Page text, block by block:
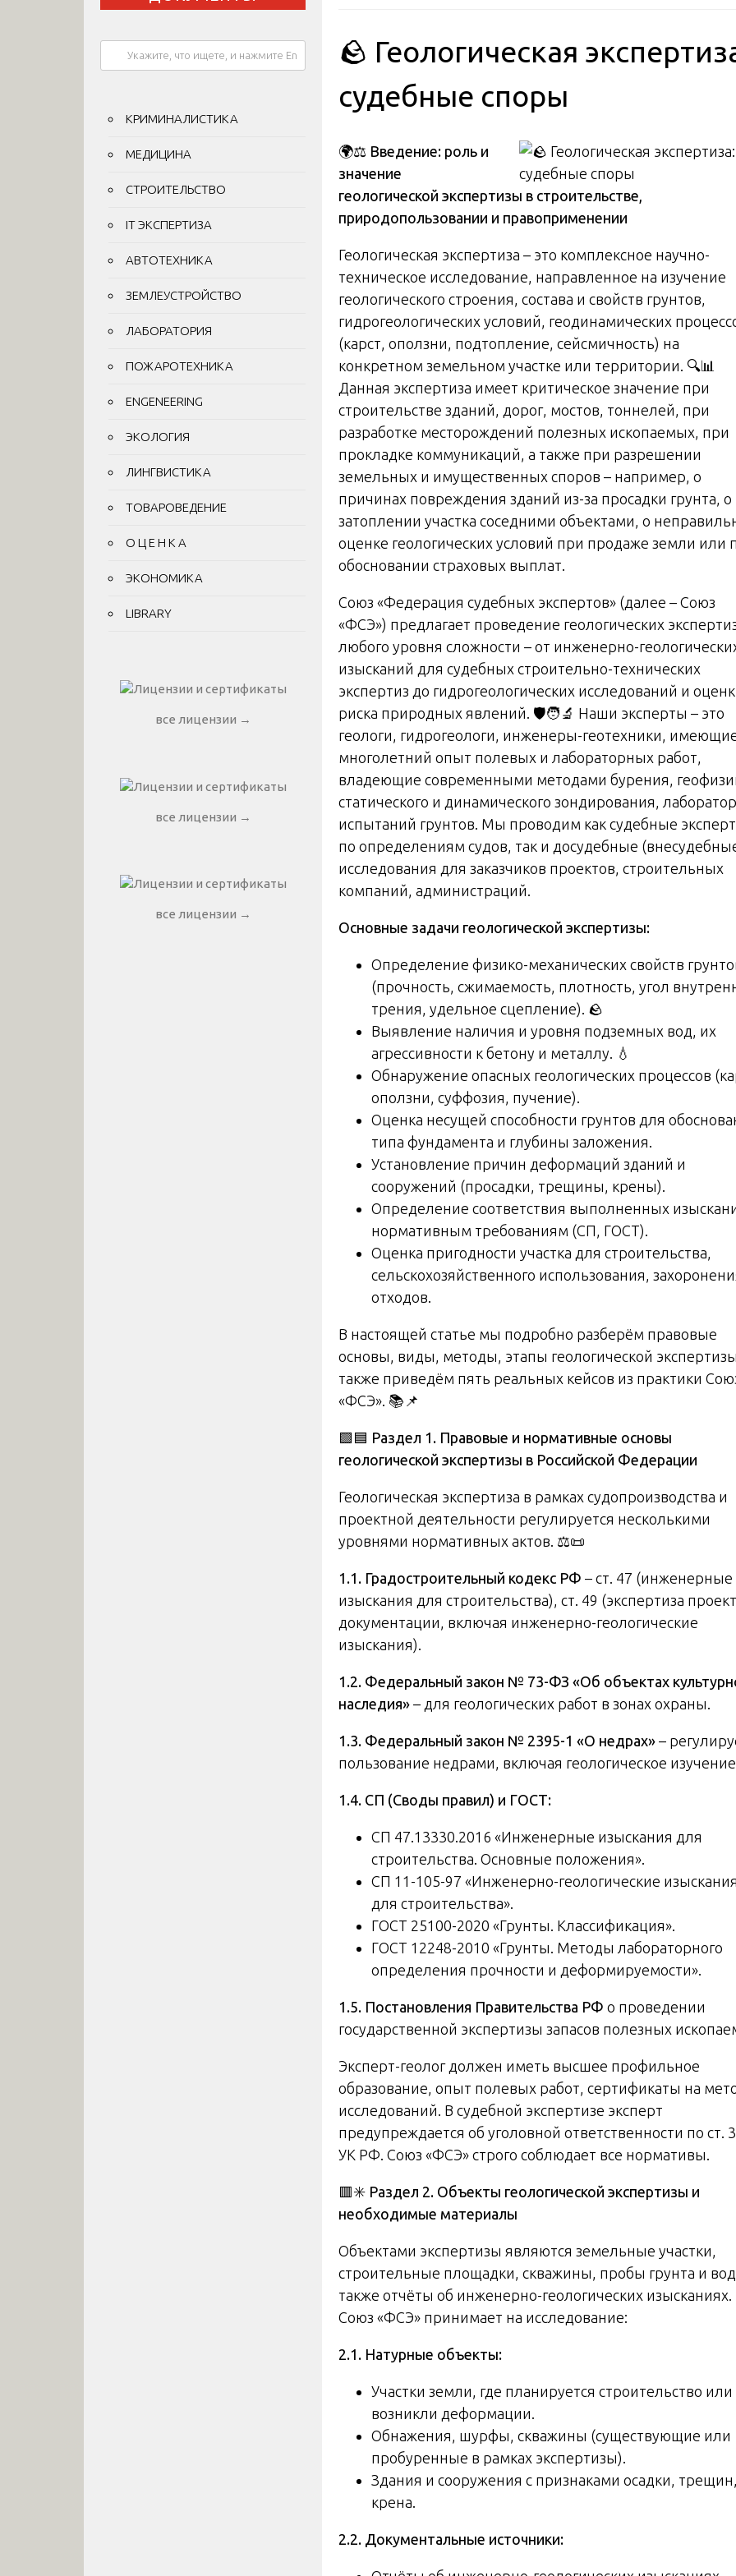
🪨 Геологическая
судебные споры
🌍⚖️ Введение: роль и
значение
геологической экспертизы в строительстве,
природопользовании и правоприменении
Геологическая экспертиза – это комплексное научно-
техническое исследование, направленное на изучение
геологического строения, состава и свойств грунтов,
гидрогеологических условий, геодинамических
(карст, оползни, подтопление, сейсмичность) на
конкретном земельном участке или территории. 🔍📊
Данная экспертиза имеет критическое значение при
строительстве зданий, дорог, мостов, тоннелей, при
разработке месторождений полезных ископаемых, при
прокладке коммуникаций, а также при разрешении
земельных и имущественных споров – например, о
причинах повреждения зданий из-за просадки грунта, о
затоплении участка соседними объектами, о
оценке геологических условий при продаже земли или
обосновании страховых выплат.
Союз «Федерация судебных экспертов» (далее – Союз
«ФСЭ») предлагает проведение геологических
любого уровня сложности – от инженерно-
изысканий для судебных строительно-технических
экспертиз до гидрогеологических исследований и
риска природных явлений. 🛡️🧑‍🔬 Наши эксперты – это
геологи, гидрогеологи, инженеры-геотехники,
многолетний опыт полевых и лабораторных работ,
владеющие современными методами бурения,
статического и динамического зондирования,
испытаний грунтов. Мы проводим как судебные
по определениям судов, так и досудебные
исследования для заказчиков проектов, строительных
компаний, администраций.
Основные задачи геологической экспертизы:
Определение физико-механических свойств
(прочность, сжимаемость, плотность, угол
трения, удельное сцепление). 🪨
Выявление наличия и уровня подземных вод, их
агрессивности к бетону и металлу. 💧
Обнаружение опасных геологических процессов
оползни, суффозия, пучение).
Оценка несущей способности грунтов для
типа фундамента и глубины заложения.
Установление причин деформаций зданий и
сооружений (просадки, трещины, крены).
Определение соответствия выполненных
нормативным требованиям (СП, ГОСТ).
Оценка пригодности участка для строительства,
сельскохозяйственного использования,
отходов.
В настоящей статье мы подробно разберём правовые
основы, виды, методы, этапы геологической
также приведём пять реальных кейсов из практики
«ФСЭ». 📚📌
🟩🟦 Раздел 1. Правовые и нормативные основы
геологической экспертизы в Российской Федерации
Геологическая экспертиза в рамках судопроизводства и
проектной деятельности регулируется несколькими
уровнями нормативных актов. ⚖️📜
1.1. Градостроительный кодекс РФ – ст. 47 (инженерные
изыскания для строительства), ст. 49 (экспертиза
документации, включая инженерно-геологические
изыскания).
1.2. Федеральный закон № 73-ФЗ «Об объектах
наследия» – для геологических работ в зонах охраны.
1.3. Федеральный закон № 2395-1 «О недрах» –
пользование недрами, включая геологическое изучение.
1.4. СП (Своды правил) и ГОСТ:
СП 47.13330.2016 «Инженерные изыскания для
строительства. Основные положения».
СП 11-105-97 «Инженерно-геологические изыскания
для строительства».
ГОСТ 25100-2020 «Грунты. Классификация».
ГОСТ 12248-2010 «Грунты. Методы лабораторного
определения прочности и деформируемости».
1.5. Постановления Правительства РФ о проведении
государственной экспертизы запасов полезных
Эксперт-геолог должен иметь высшее профильное
образование, опыт полевых работ, сертификаты на
исследований. В судебной экспертизе эксперт
предупреждается об уголовной ответственности по ст.
УК РФ. Союз «ФСЭ» строго соблюдает все нормативы.
🟥✳️ Раздел 2. Объекты геологической экспертизы и
необходимые материалы
Объектами экспертизы являются земельные участки,
строительные площадки, скважины, пробы грунта и
также отчёты об инженерно-геологических изысканиях.
Союз «ФСЭ» принимает на исследование:
2.1. Натурные объекты:
Участки земли, где планируется строительство или
возникли деформации.
Обнажения, шурфы, скважины (существующие или
пробуренные в рамках экспертизы).
Здания и сооружения с признаками осадки, трещин,
крена.
2.2. Документальные источники:
КРИМИНАЛИСТИКА
МЕДИЦИНА
СТРОИТЕЛЬСТВО
IT ЭКСПЕРТИЗА
АВТОТЕХНИКА
ЗЕМЛЕУСТРОЙСТВО
ЛАБОРАТОРИЯ
ПОЖАРОТЕХНИКА
ENGENEERING
ЭКОЛОГИЯ
ЛИНГВИСТИКА
ТОВАРОВЕДЕНИЕ
О Ц Е Н К А
ЭКОНОМИКА
LIBRARY
все лицензии →
все лицензии →
все лицензии →